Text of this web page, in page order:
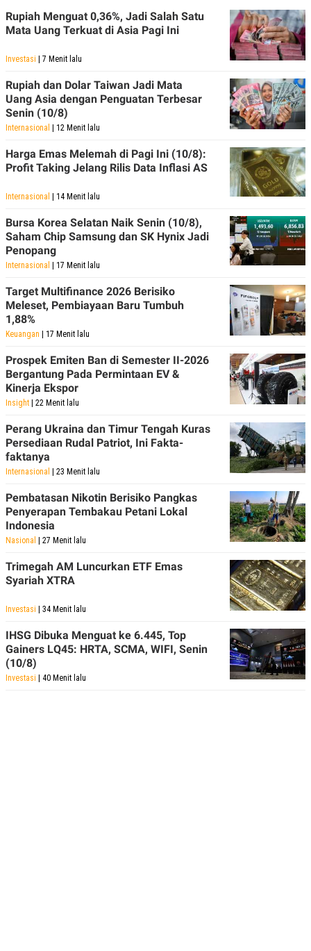
Rupiah Menguat 0,36%, Jadi Salah Satu
Mata Uang Terkuat di Asia Pagi Ini
Investasi | 7 Menit lalu
Rupiah dan Dolar Taiwan Jadi Mata
Uang Asia dengan Penguatan Terbesar
Senin (10/8)
Internasional | 12 Menit lalu
Harga Emas Melemah di Pagi Ini (10/8):
Profit Taking Jelang Rilis Data Inflasi AS
Internasional | 14 Menit lalu
Bursa Korea Selatan Naik Senin (10/8),
Saham Chip Samsung dan SK Hynix Jadi
Penopang
Internasional | 17 Menit lalu
Target Multifinance 2026 Berisiko
Meleset, Pembiayaan Baru Tumbuh
1,88%
Keuangan | 17 Menit lalu
Prospek Emiten Ban di Semester II-2026
Bergantung Pada Permintaan EV &
Kinerja Ekspor
Insight | 22 Menit lalu
Perang Ukraina dan Timur Tengah Kuras
Persediaan Rudal Patriot, Ini Fakta-
faktanya
Internasional | 23 Menit lalu
Pembatasan Nikotin Berisiko Pangkas
Penyerapan Tembakau Petani Lokal
Indonesia
Nasional | 27 Menit lalu
Trimegah AM Luncurkan ETF Emas
Syariah XTRA
Investasi | 34 Menit lalu
IHSG Dibuka Menguat ke 6.445, Top
Gainers LQ45: HRTA, SCMA, WIFI, Senin
(10/8)
Investasi | 40 Menit lalu